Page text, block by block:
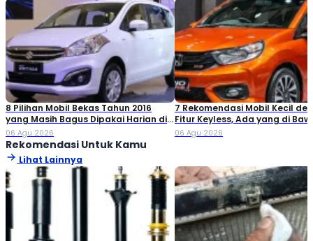
8 Pilihan Mobil Bekas Tahun 2016
yang Masih Bagus Dipakai Harian di
2026
06 Agu 2026
7 Rekomendasi Mobil Kecil
Fitur Keyless, Ada yang di
Rp80 Juta!
06 Agu 2026
Rekomendasi Untuk Kamu
Lihat Lainnya